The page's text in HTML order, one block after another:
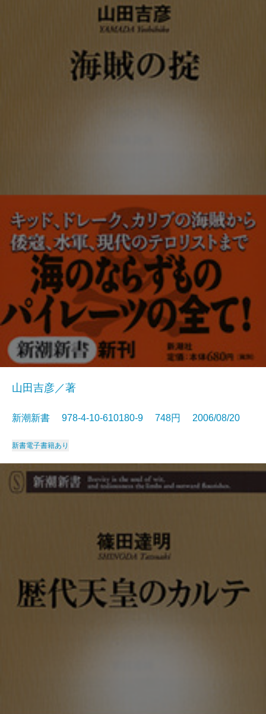
山田吉彦／著
新潮新書 978-4-10-610180-9 748円 2006/08/20
新書電子書籍あり